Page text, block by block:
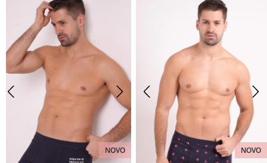
NOVO NOVO